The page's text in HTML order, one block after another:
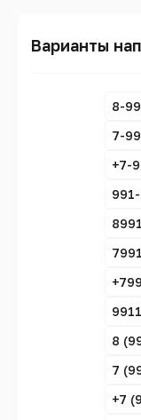
Варианты
8-
7-
+7-
8
7
+7